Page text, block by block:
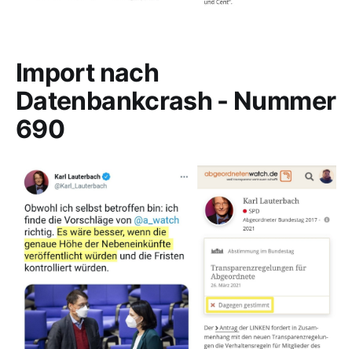
Import nach
Datenbankcrash - Nummer
690